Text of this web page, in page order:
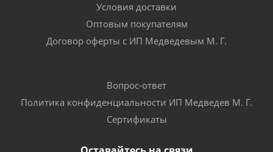
Условия доставки
Оптовым покупателям
Договор оферты с ИП Медведевым М. Г.
Вопрос-ответ
Политика конфиденциальности ИП Медведев М. Г.
Сертификаты